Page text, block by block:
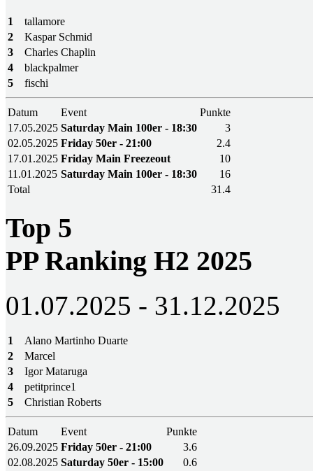
1
tallamore
2
Kaspar Schmid
3
Charles Chaplin
4
blackpalmer
5
fischi
Datum Event
Punkte
17.05.2025 Saturday Main 100er - 18:30
3
02.05.2025 Friday 50er - 21:00
2.4
17.01.2025 Friday Main Freezeout
10
11.01.2025 Saturday Main 100er - 18:30
16
Total
31.4
Top 5
PP Ranking H2 2025
01.07.2025 - 31.12.2025
1
Alano Martinho Duarte
2
Marcel
3
Igor Mataruga
4
petitprince1
5
Christian Roberts
Datum Event
Punkte
26.09.2025 Friday 50er - 21:00
3.6
02.08.2025 Saturday 50er - 15:00
0.6